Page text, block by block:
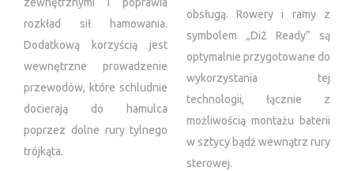
rozkład sił hamowania.
Dodatkową korzyścią jest
wewnętrzne prowadzenie
przewodów, które schludnie
docierają do hamulca
poprzez dolne rury tylnego
trójkąta.
obsługą. Rowery i ramy z
symbolem „Di2 Ready” są
optymalnie przygotowane do
wykorzystania tej
technologii, łącznie z
możliwością montażu baterii
w sztycy bądź wewnątrz rury
sterowej.